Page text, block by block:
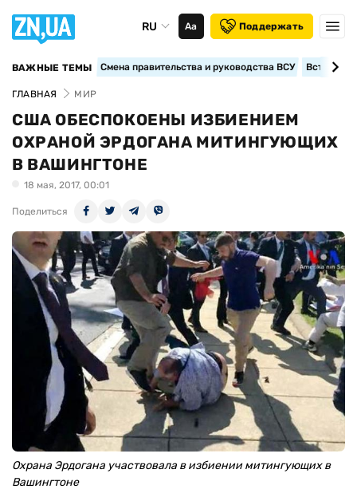
RU Аа Поддержать
ВАЖНЫЕ ТЕМЫ Смена правительства и руководства ВСУ
ГЛАВНАЯ МИР
США ОБЕСПОКОЕНЫ ИЗБИЕНИЕМ
ОХРАНОЙ ЭРДОГАНА МИТИНГУЮЩИХ
В ВАШИНГТОНЕ
18 мая, 2017, 00:01
Поделиться
Охрана Эрдогана участвовала в избиении митингующих в
Вашингтоне